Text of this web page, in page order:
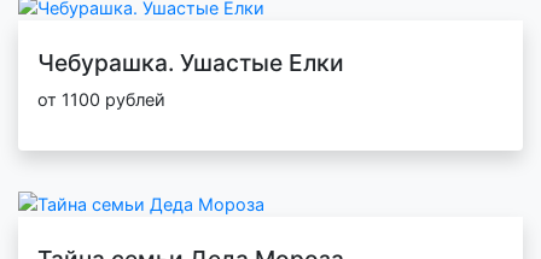
Чебурашка. Ушастые Елки
от 1100 рублей